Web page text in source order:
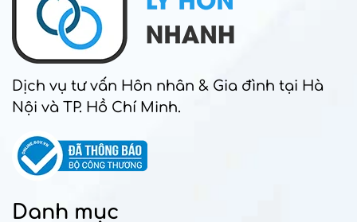
Dịch vụ tư vấn Hôn nhân & Gia đình tại Hà
Nội và TP. Hồ Chí Minh.
Danh mục